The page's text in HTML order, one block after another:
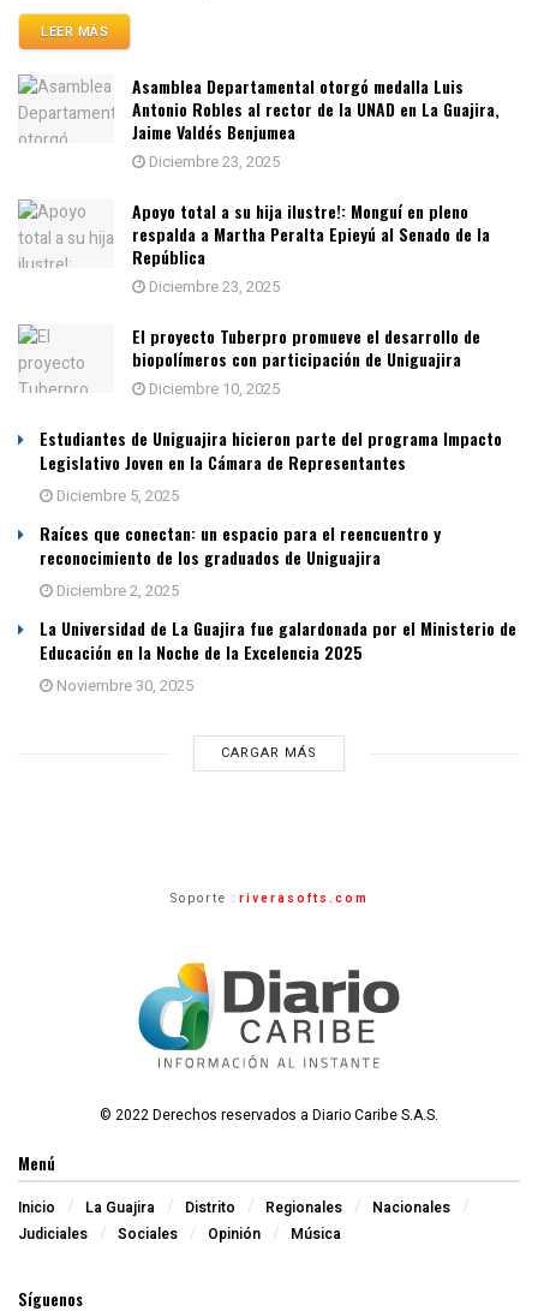
LEER MÁS
Asamblea Departamental otorgó medalla Luis
Antonio Robles al rector de la UNAD en La Guajira,
Jaime Valdés Benjumea
Diciembre 23, 2025
Apoyo total a su hija ilustre!: Monguí en pleno
respalda a Martha Peralta Epieyú al Senado de la
República
Diciembre 23, 2025
El proyecto Tuberpro promueve el desarrollo de
biopolímeros con participación de Uniguajira
Diciembre 10, 2025
Estudiantes de Uniguajira hicieron parte del programa Impacto
Legislativo Joven en la Cámara de Representantes
Diciembre 5, 2025
Raíces que conectan: un espacio para el reencuentro y
reconocimiento de los graduados de Uniguajira
Diciembre 2, 2025
La Universidad de La Guajira fue galardonada por el Ministerio de
Educación en la Noche de la Excelencia 2025
Noviembre 30, 2025
CARGAR MÁS
Soporte : riverasofts.com
© 2022 Derechos reservados a Diario Caribe S.A.S.
Menú
Inicio La Guajira Distrito Regionales
Nacionales
Judiciales
Sociales Opinión Música
Síguenos